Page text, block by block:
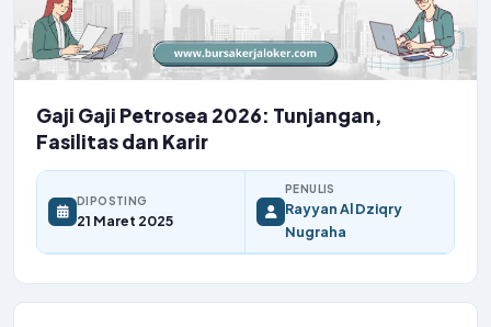
Gaji Gaji Petrosea 2026: Tunjangan,
Fasilitas dan Karir
DIPOSTING
21 Maret 2025
PENULIS
Rayyan Al Dziqry
Nugraha